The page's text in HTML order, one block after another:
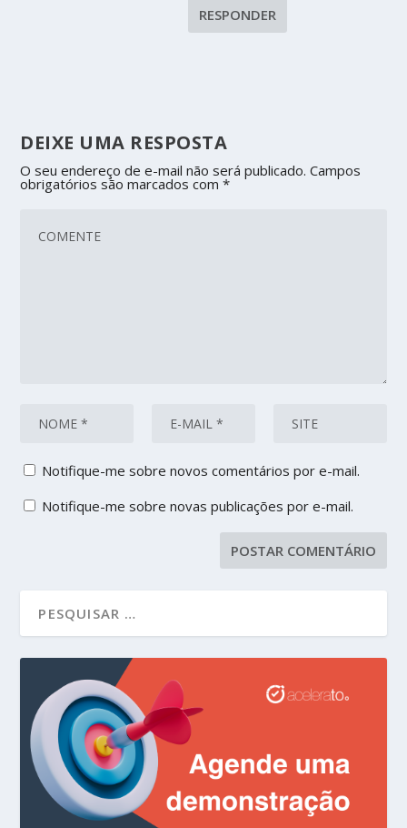
RESPONDER
DEIXE UMA RESPOSTA
O seu endereço de e-mail não será publicado. Campos
obrigatórios são marcados com*
Notifique-me sobre novos comentários por e-mail.
Notifique-me sobre novas publicações por e-mail.